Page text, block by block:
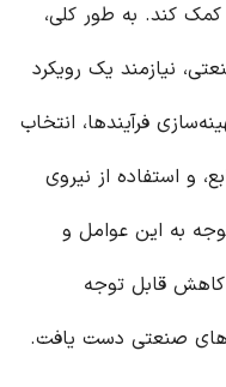
کند. به طور کلی،
نیازمند یک رویکرد
فرآیندها، انتخاب
و استفاده از نیروی
به این عوامل و
کاهش قابل توجه
صنعتی دست یافت.